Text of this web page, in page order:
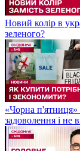
Новий колір в
зеленого?
«Чорна п'ятниця»
задоволення і не